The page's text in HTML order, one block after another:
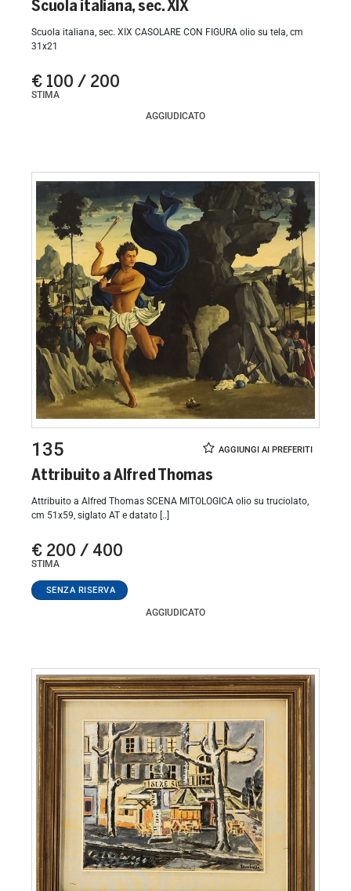
Scuola italiana, sec. XIX
Scuola italiana, sec. XIX CASOLARE CON FIGURA olio su tela, cm
31x21
€ 100 / 200
STIMA
AGGIUDICATO
135
Attribuito a Alfred Thomas
Attribuito a Alfred Thomas SCENA MITOLOGICA olio su truciolato,
cm 51x59, siglato AT e datato [..]
€ 200 / 400
STIMA
AGGIUDICATO